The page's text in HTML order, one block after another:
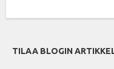
TILAA BLOGIN